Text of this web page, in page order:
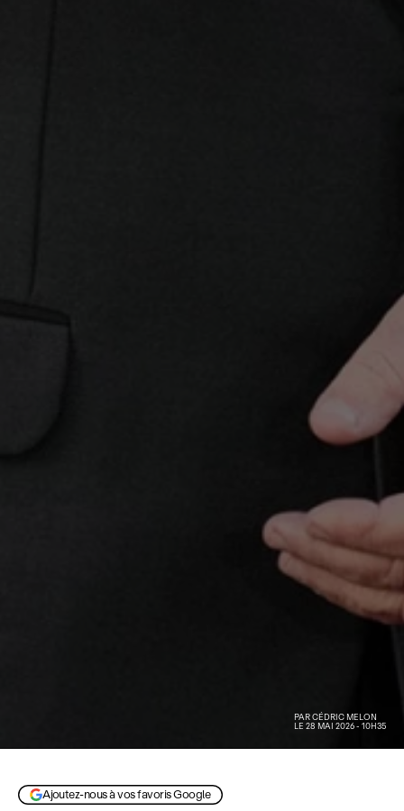
PARCÉDRIC MELON
LE 28 MAI 2026 - 10H35
Ajoutez-nous à vos favoris Google